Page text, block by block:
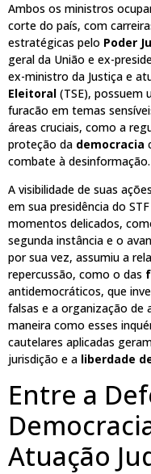
Ambos os ministros
corte do país, com
estratégicas pelo Poder
geral da União e ex-
ex-ministro da Justiça e
Eleitoral (TSE), possuem
furacão em temas
áreas cruciais, como a
proteção da democracia
combate à desinformação.
A visibilidade de suas
em sua presidência do
momentos delicados,
segunda instância e o
por sua vez, assumiu a
repercussão, como o das
antidemocráticos, que
falsas e a organização de
maneira como esses
cautelares aplicadas
jurisdição e a liberdade
Entre a
Atuação